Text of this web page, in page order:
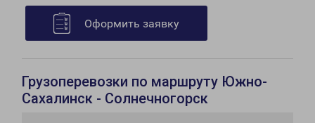
Оформить заявку
Грузоперевозки по маршруту Южно-
Сахалинск - Солнечногорск